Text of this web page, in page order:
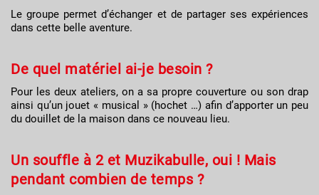
Le groupe permet d’échanger et de partager ses expériences
dans cette belle aventure.
De quel matériel ai-je besoin ?
Pour les deux ateliers, on a sa propre couverture ou son drap
ainsi qu’un jouet « musical » (hochet …) afin d’apporter un peu
du douillet de la maison dans ce nouveau lieu.
Un souffle à 2 et Muzikabulle, oui ! Mais
pendant combien de temps ?